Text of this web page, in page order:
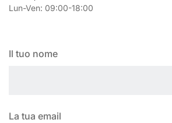
Lun-Ven: 09:00-18:00
Il tuo nome
La tua email